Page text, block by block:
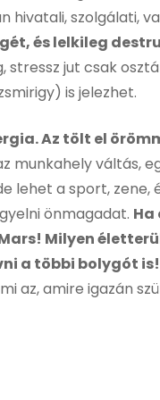
hivatali, szolgálati,
és lelkileg
jut csak
is jelezhet.
Az tölt el
munkahely váltás,
lehet a sport,
önmagadat.
Milyen
a többi bolygót
az, amire igazán